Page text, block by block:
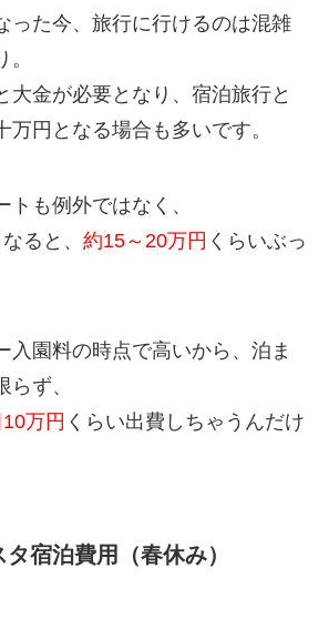
った今、旅行に行けるのは混雑
大金が必要となり、宿泊旅行と
万円となる場合も多いです。
トも例外ではなく、
ると、 約15～20万円 くらいぶっ
入園料の時点で高いから、泊ま
ず、
万円 くらい出費しちゃうんだけ
宿泊費用（春休み）